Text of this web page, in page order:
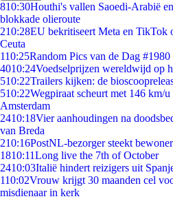
810:30Houthi's vallen Saoedi-Arabië
blokkade olieroute
210:28EU bekritiseert Meta en TikTok
Ceuta
110:25Random Pics van de Dag #1980
4010:24Voedselprijzen wereldwijd op
510:22Trailers kijken: de
510:22Wegpiraat scheurt met 146 km/
Amsterdam
2410:18Vier aanhoudingen na
van Breda
210:16PostNL-bezorger steekt
1810:11Long live the 7th of October
2410:03Italië hindert reizigers uit
110:02Vrouw krijgt 30 maanden cel
misdienaar in kerk